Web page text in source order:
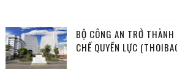
BỘ CÔNG AN TRỞ
CHẾ QUYỀN LỰC